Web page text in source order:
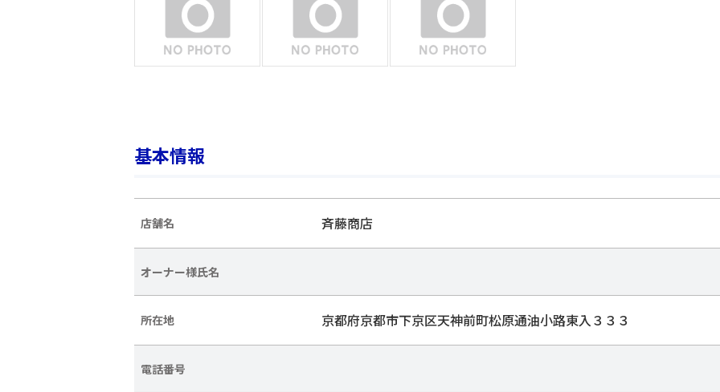
基本情報
店舗名 斉藤商店
オーナー様氏名
所在地 京都府京都市下京区天神前町松原通油小路東入３３３
電話番号